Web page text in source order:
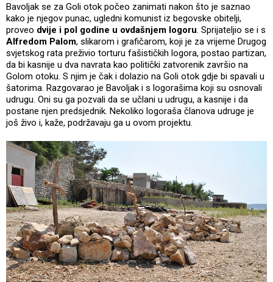
Bavoljak se za Goli otok počeo zanimati nakon što je saznao
kako je njegov punac, ugledni komunist iz begovske obitelji,
proveo dvije i pol godine u ovdašnjem logoru . Sprijateljio se i s
Alfredom Palom, slikarom i grafičarom, koji je za vrijeme Drugog
svjetskog rata preživio torturu fašističkih logora, postao partizan,
da bi kasnije u dva navrata kao politički zatvorenik završio na
Golom otoku. S njim je čak i dolazio na Goli otok gdje bi spavali u
šatorima. Razgovarao je Bavoljak i s logorašima koji su osnovali
udrugu. Oni su ga pozvali da se učlani u udrugu, a kasnije i da
postane njen predsjednik. Nekoliko logoraša članova udruge je
još živo i, kaže, podržavaju ga u ovom projektu.